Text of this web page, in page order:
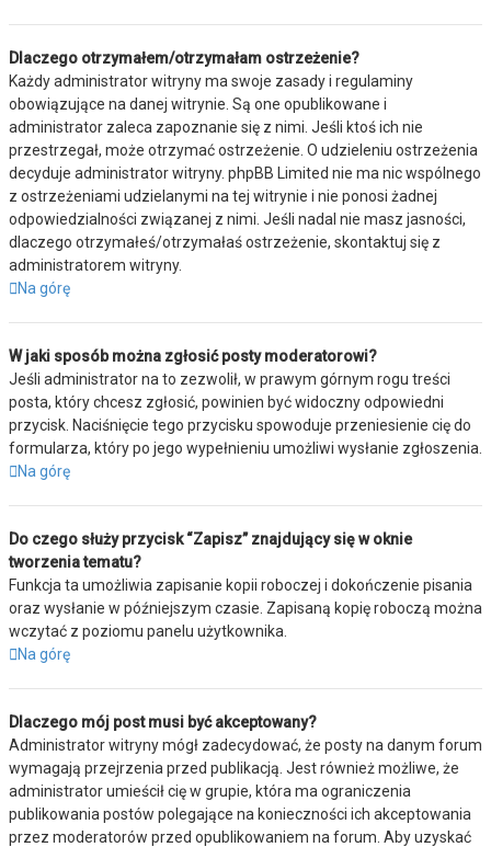
Dlaczego otrzymałem/otrzymałam ostrzeżenie?
Każdy administrator witryny ma swoje zasady i regulaminy
obowiązujące na danej witrynie. Są one opublikowane i
administrator zaleca zapoznanie się z nimi. Jeśli ktoś ich nie
przestrzegał, może otrzymać ostrzeżenie. O udzieleniu ostrzeżenia
decyduje administrator witryny. phpBB Limited nie ma nic wspólnego
z ostrzeżeniami udzielanymi na tej witrynie i nie ponosi żadnej
odpowiedzialności związanej z nimi. Jeśli nadal nie masz jasności,
dlaczego otrzymałeś/otrzymałaś ostrzeżenie, skontaktuj się z
administratorem witryny.
Na górę
W jaki sposób można zgłosić posty moderatorowi?
Jeśli administrator na to zezwolił, w prawym górnym rogu treści
posta, który chcesz zgłosić, powinien być widoczny odpowiedni
przycisk. Naciśnięcie tego przycisku spowoduje przeniesienie cię do
formularza, który po jego wypełnieniu umożliwi wysłanie zgłoszenia.
Na górę
Do czego służy przycisk “Zapisz” znajdujący się w oknie
tworzenia tematu?
Funkcja ta umożliwia zapisanie kopii roboczej i dokończenie pisania
oraz wysłanie w późniejszym czasie. Zapisaną kopię roboczą można
wczytać z poziomu panelu użytkownika.
Na górę
Dlaczego mój post musi być akceptowany?
Administrator witryny mógł zadecydować, że posty na danym forum
wymagają przejrzenia przed publikacją. Jest również możliwe, że
administrator umieścił cię w grupie, która ma ograniczenia
publikowania postów polegające na konieczności ich akceptowania
przez moderatorów przed opublikowaniem na forum. Aby uzyskać